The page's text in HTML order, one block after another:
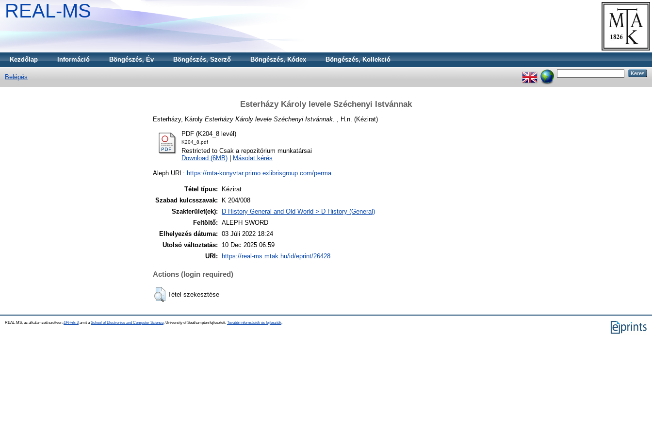
REAL-MS
Kezdőlap Információ Böngészés, Év Böngészés, Szerző Böngészés, Kódex Böngészés, Kollekció
Belépés
Esterházy Károly levele Széchenyi Istvánnak
Esterházy, Károly Esterházy Károly levele Széchenyi Istvánnak. , H.n. (Kézirat)
PDF (K204_8 levél)
K204_8.pdf
Restricted to Csak a repozitórium munkatársai
Download (6MB)
Másolat kérés
Aleph URL: https://mta-konyvtar.primo.exlibrisgroup.com/perma...
Tétel típus:
Kézirat
Szabad kulcsszavak:
K 204/008
Szakterület(ek):
D History General and Old World > D History (General)
Feltöltő: ALEPH SWORD
Elhelyezés dátuma: 03 Júli 2022 18:24
Utolsó változtatás:
10 Dec 2025 06:59
URI:
https://real-ms.mtak.hu/id/eprint/26428
Actions (login required)
Tétel szekesztése
REAL-MS, az alkalamzott szoftver: EPrints 3amit a School of Electronics and Computer Science , University of Southampton fejlesztett. További információk és fejlesztők